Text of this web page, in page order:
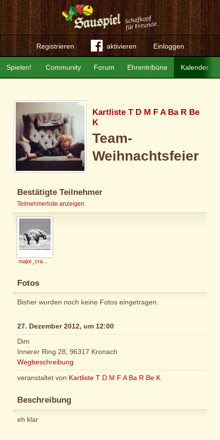
Registrieren aktivieren Einloggen
Community Forum Ehrentribüne Kalender
Spielen!
Kartliste T D M F A Ba R Be
K
Team-
Weihnachtsfeier
Bestätigte Teilnehmer
Teilnehmerliste anzeigen
Fotos
Bisher wurden noch keine Fotos eingetragen.
27. Dezember 2012, um 12:00
Dim
Innerer Ring 28, 96317 Kronach
Wegbeschreibung
veranstaltet von Kartliste T D M F A Ba R Be K
Beschreibung
eh klar